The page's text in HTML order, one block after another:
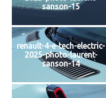
sanson-15
renault-4-e-tech-electric-
2025-photo-laurent-
sanson-14